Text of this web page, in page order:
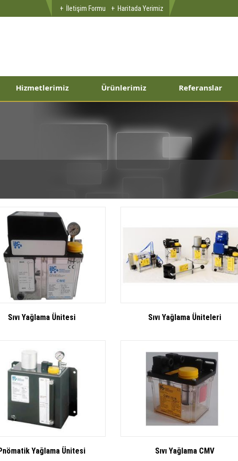
İletişim Formu Haritada Yerimiz
Hizmetlerimiz Ürünlerimiz Referanslar
Sıvı Yağlama Ünitesi Sıvı Yağlama Üniteleri
Yağlama Ünitesi Sıvı Yağlama CMV